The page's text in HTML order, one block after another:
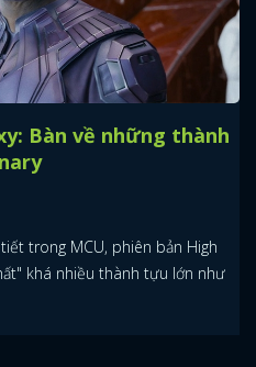
Bàn về những thành
trong MCU, phiên bản High
khá nhiều thành tựu lớn như